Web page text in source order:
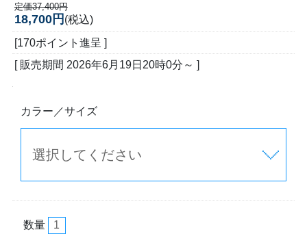
定価37,400円
18,700円 (税込)
[170ポイント進呈 ]
[ 販売期間 2026年6月19日20時0分 ～ ]
カラー／サイズ
数量